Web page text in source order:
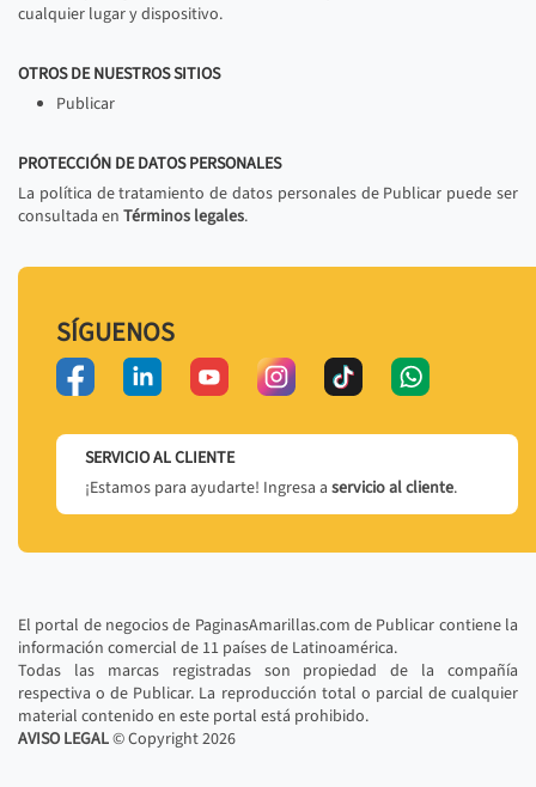
cualquier lugar y dispositivo.
OTROS DE NUESTROS SITIOS
Publicar
PROTECCIÓN DE DATOS PERSONALES
La política de tratamiento de datos personales de Publicar puede ser
consultada en Términos legales.
SÍGUENOS
SERVICIO AL CLIENTE
¡Estamos para ayudarte! Ingresa a servicio al cliente.
El portal de negocios de PaginasAmarillas.com de Publicar contiene la
información comercial de 11 países de Latinoamérica.
Todas las marcas registradas son propiedad de la compañía
respectiva o de Publicar. La reproducción total o parcial de cualquier
material contenido en este portal está prohibido.
AVISO LEGAL© Copyright2026